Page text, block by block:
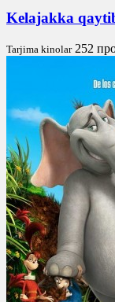
Kelajakka
Tarjima kinolar 252